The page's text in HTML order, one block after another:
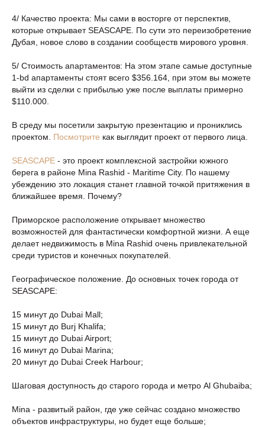
4/ Качество проекта: Мы сами в восторге от перспектив,
которые открывает SEASCAPE. По сути это переизобретение
Дубая, новое слово в создании сообществ мирового уровня.
5/ Стоимость апартаментов: На этом этапе самые доступные
1-bd апартаменты стоят всего $356.164, при этом вы можете
выйти из сделки с прибылью уже после выплаты примерно
$110.000.
В среду мы посетили закрытую презентацию и прониклись
проектом. Посмотрите как выглядит проект от первого лица.
SEASCAPE - это проект комплексной застройки южного
берега в районе Mina Rashid - Maritime City. По нашему
убеждению это локация станет главной точкой притяжения в
ближайшее время. Почему?
Приморское расположение открывает множество
возможностей для фантастически комфортной жизни. А еще
делает недвижимость в Mina Rashid очень привлекательной
среди туристов и конечных покупателей.
Географическое положение. До основных точек города от
SEASCAPE:
15 минут до Dubai Mall;
15 минут до Burj Khalifa;
15 минут до Dubai Airport;
16 минут до Dubai Marina;
20 минут до Dubai Creek Harbour;
Шаговая доступность до старого города и метро Al Ghubaiba;
Mina - развитый район, где уже сейчас создано множество
объектов инфраструктуры, но будет еще больше;